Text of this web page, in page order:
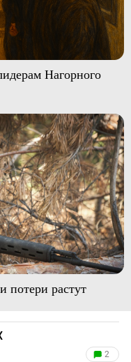
Нагорного
потери растут
2